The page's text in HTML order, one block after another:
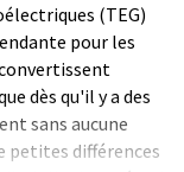
(TEG)
pour les
dès qu'il y a des
sans aucune
petites différences